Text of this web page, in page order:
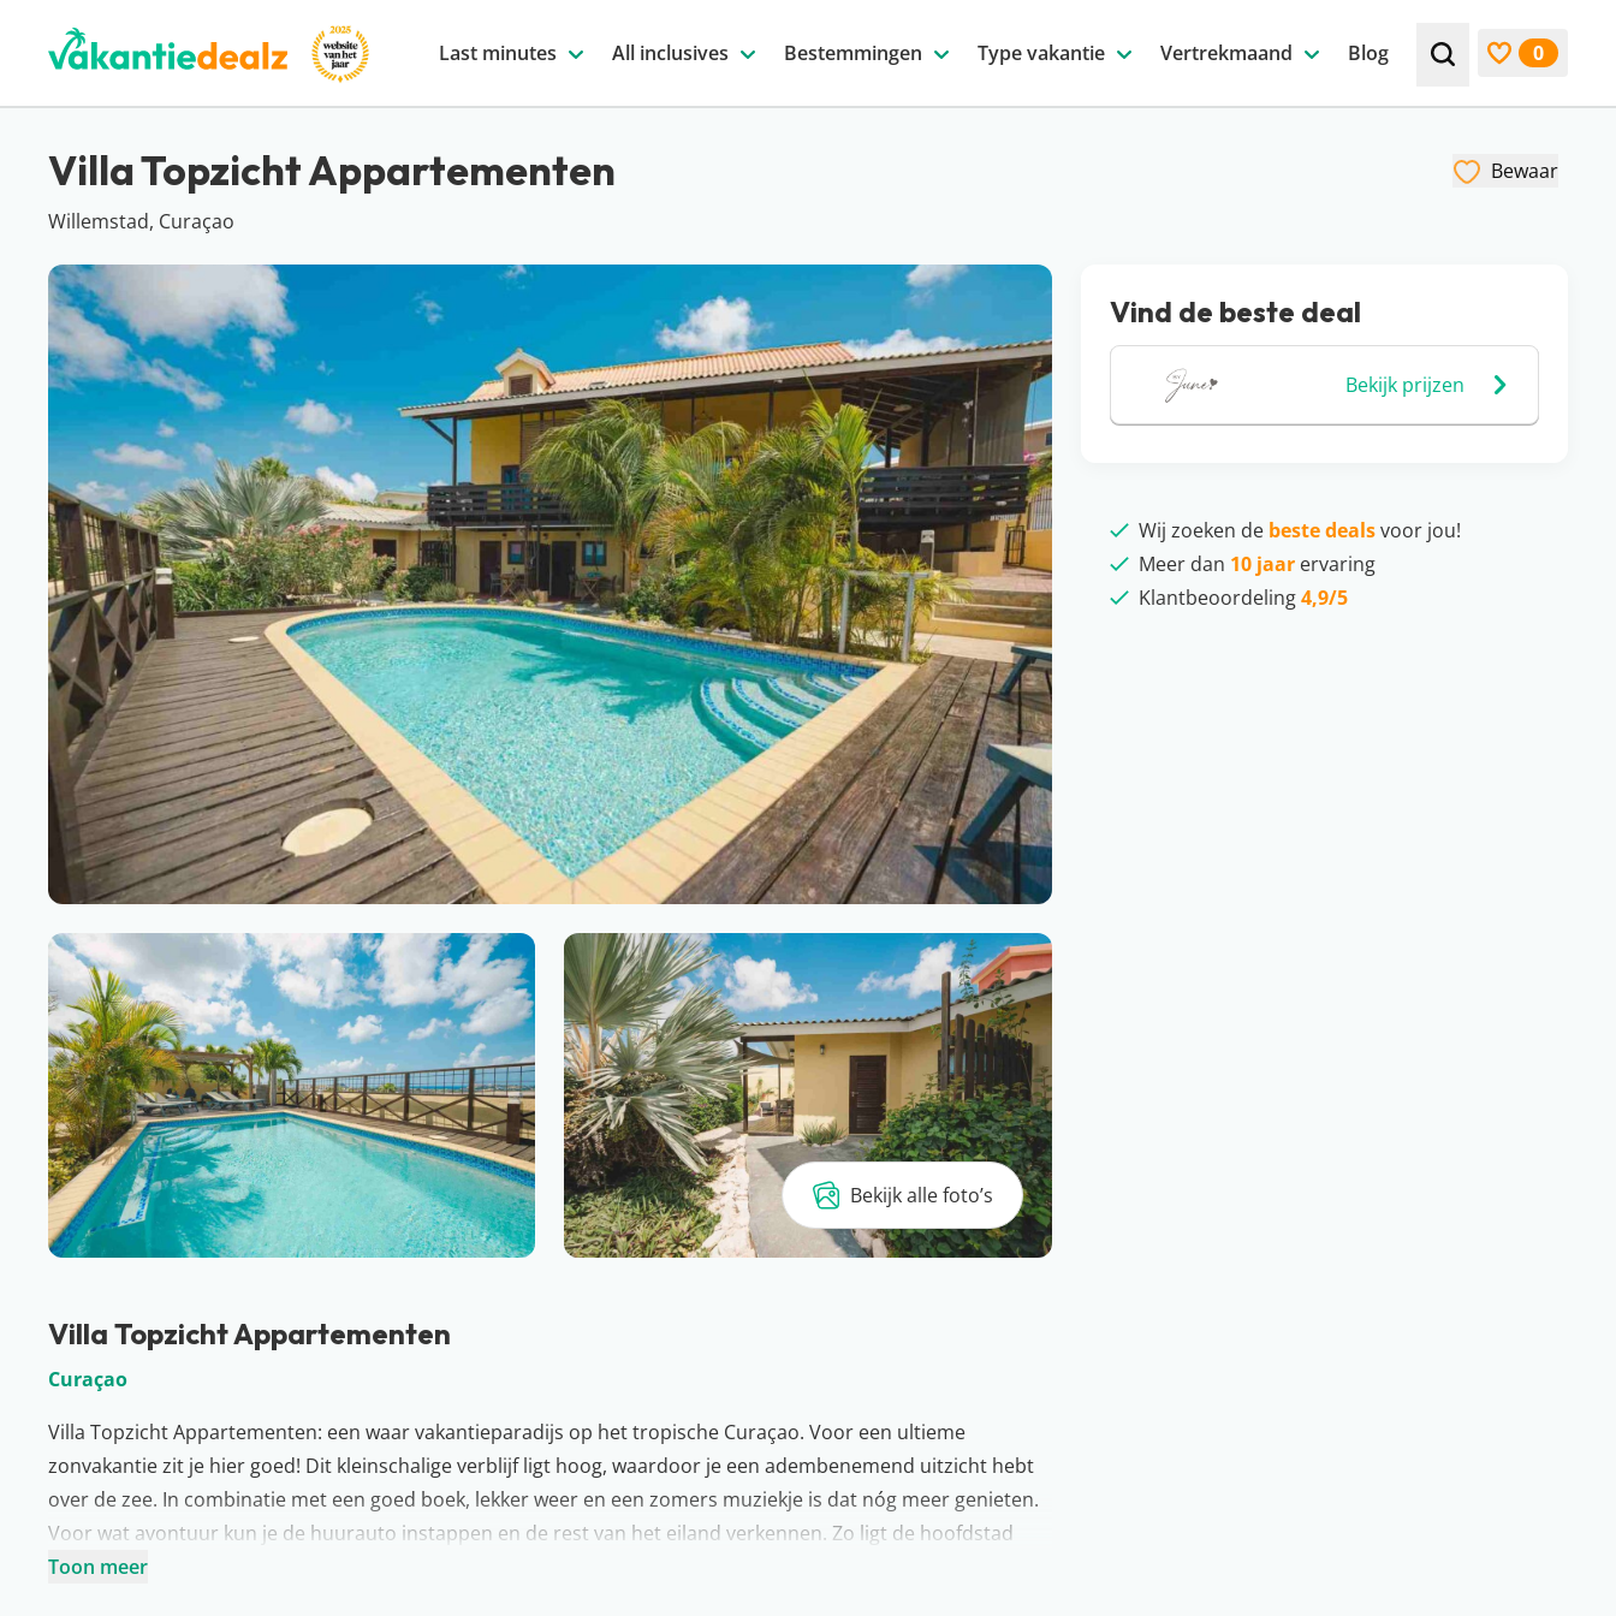
Last minutes All inclusives Bestemmingen Type vakantie Vertrekmaand Blog Zoek bijv. een
0
Villa Topzicht Appartementen
Willemstad, Curaçao
Bewaar
Bekijk alle foto’s
Villa Topzicht Appartementen
Curaçao
Villa Topzicht Appartementen: een waar vakantieparadijs op het tropische Curaçao. Voor een ultieme
zonvakantie zit je hier goed! Dit kleinschalige verblijf ligt hoog, waardoor je een adembenemend uitzicht hebt
over de zee. In combinatie met een goed boek, lekker weer en een zomers muziekje is dat nóg meer genieten.
Voor wat avontuur kun je de huurauto instappen en de rest van het eiland verkennen. Zo ligt de hoofdstad
Willemstad op slechts een paar minuten rijden. Ook de parelwitte stranden zijn een absolute must tijdens je
Toon meer
Vind de beste deal
Bekijk prijzen
Wij zoeken de beste dealsvoor jou!
Meer dan 10 jaarervaring
Klantbeoordeling4,9/5